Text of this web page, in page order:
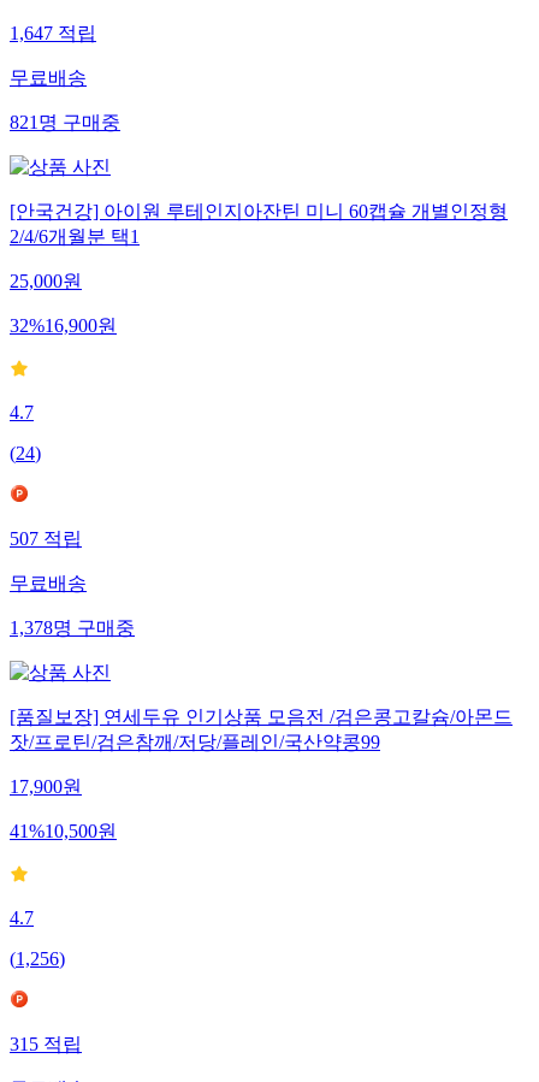
1,647적립
무료배송
821명구매중
[안국건강] 아이원 루테인지아잔틴 미니 60캡슐 개별인정형
2/4/6개월분 택1
25,000원
32%16,900원
4.7
(24)
507적립
무료배송
1,378명구매중
[품질보장] 연세두유 인기상품 모음전 /검은콩고칼슘/아몬드
잣/프로틴/검은참깨/저당/플레인/국산약콩99
17,900원
41%10,500원
4.7
(1,256)
315적립